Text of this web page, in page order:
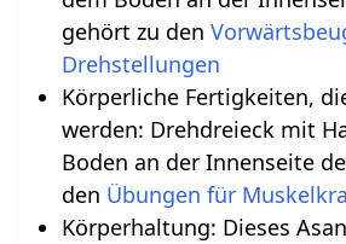
gehört zu den
Drehstellungen
Körperliche Fertigkeiten,
werden: Drehdreieck mit
Boden an der Innenseite
den Übungen für
Körperhaltung: Dieses